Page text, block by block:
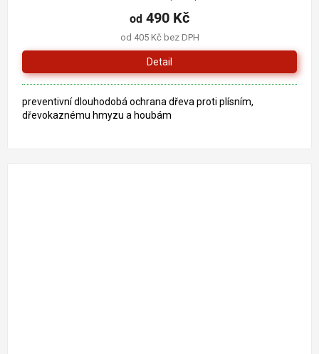
od 405 Kč bez DPH
od 490 Kč
Detail
preventivní dlouhodobá ochrana dřeva proti plísním,
dřevokaznému hmyzu a houbám